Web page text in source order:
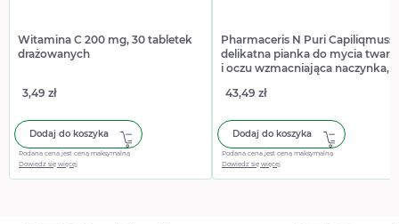
Witamina C 200 mg, 30 tabletek
drażowanych
3,49 zł
Dodaj do koszyka
Podana cena jest ceną maksymalną
Dowiedz się więcej
Pharmaceris N Puri
delikatna pianka do mycia
i oczu wzmacniająca naczynka,
43,49 zł
Dodaj do koszyka
Podana cena jest ceną maksymalną
Dowiedz się więcej